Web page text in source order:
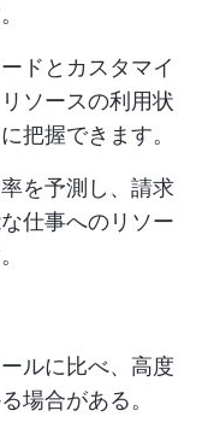
ドとカスタマイ
ソースの利用状
把握できます。
を予測し、請求
仕事へのリソー
ルに比べ、高度
場合がある。